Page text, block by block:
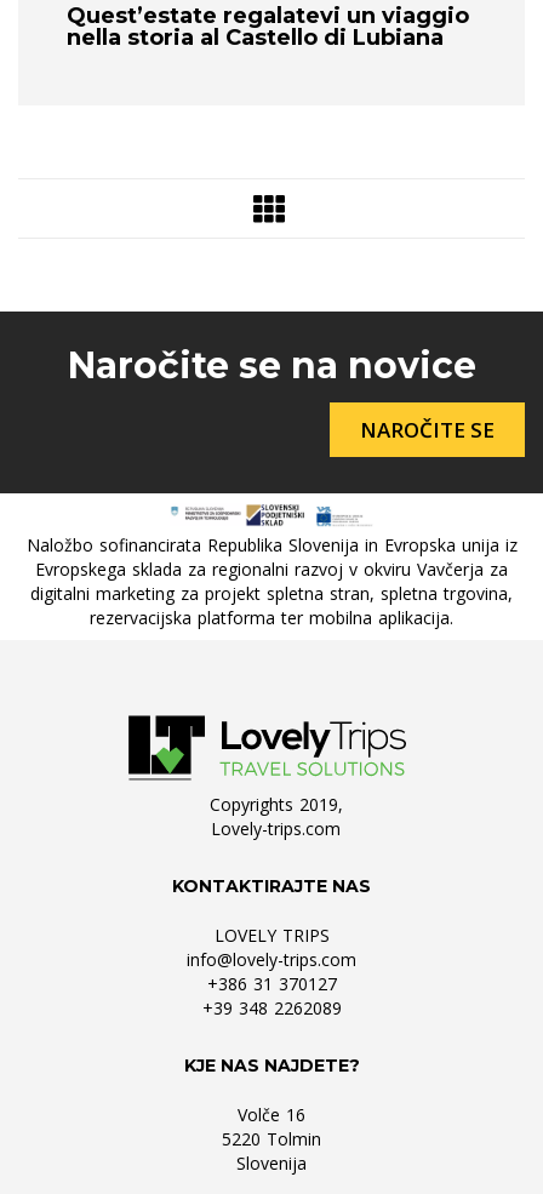
Quest’estate regalatevi un viaggio
nella storia al Castello di Lubiana
Naročite se na novice
NAROČITE SE
Naložbo sofinancirata Republika Slovenija in Evropska unija iz
Evropskega sklada za regionalni razvoj v okviru Vavčerja za
digitalni marketing za projekt spletna stran, spletna trgovina,
rezervacijska platforma ter mobilna aplikacija.
Copyrights 2019,
Lovely-trips.com
KONTAKTIRAJTE NAS
LOVELY TRIPS
info@lovely-trips.com
+386 31 370127
+39 348 2262089
KJE NAS NAJDETE?
Volče 16
5220 Tolmin
Slovenija